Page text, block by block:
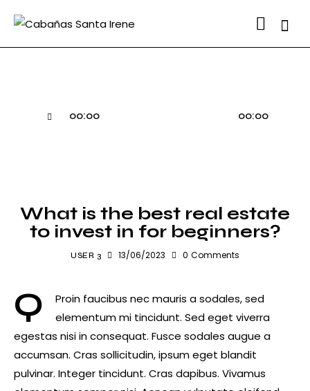
00:00 00:00
What is the best real estate
to invest in for beginners?
USER 3 13/06/2023 0 Comments
Q
Proin faucibus nec mauris a sodales, sed
elementum mi tincidunt. Sed eget viverra
egestas nisi in consequat. Fusce sodales augue a
accumsan. Cras sollicitudin, ipsum eget blandit
pulvinar. Integer tincidunt. Cras dapibus. Vivamus